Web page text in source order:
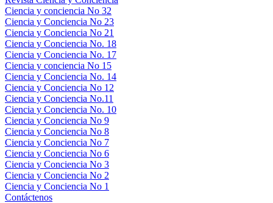
Ciencia y conciencia No 32
Ciencia y Conciencia No 23
Ciencia y Conciencia No 21
Ciencia y Conciencia No. 18
Ciencia y Conciencia No. 17
Ciencia y conciencia No 15
Ciencia y Conciencia No. 14
Ciencia y Conciencia No 12
Ciencia y Conciencia No.11
Ciencia y Conciencia No. 10
Ciencia y Conciencia No 9
Ciencia y Conciencia No 8
Ciencia y Conciencia No 7
Ciencia y Conciencia No 6
Ciencia y Conciencia No 3
Ciencia y Conciencia No 2
Ciencia y Conciencia No 1
Contáctenos